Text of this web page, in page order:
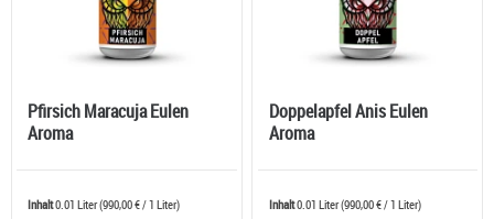
Pfirsich Maracuja Eulen
Aroma
Inhalt0.01 Liter(990,00 €/ 1 Liter)
Doppelapfel Anis Eulen
Aroma
Inhalt0.01 Liter(990,00 €/ 1 Liter)